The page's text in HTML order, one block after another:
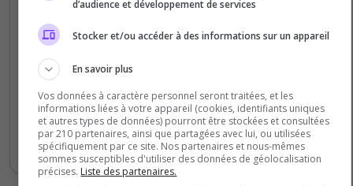
Staff du serveur
Ambiance
Disponibilité
Super serveur, un support accessible, des
events et une toolbox maison qui apporte
un réel plus dans l'expérience du jeu. Top !
d’audience et développement de services
Stocker et/ou accéder à des informations sur un appareil
En savoir plus
Vos données à caractère personnel seront traitées, et les
informations liées à votre appareil (cookies, identifiants uniques
et autres types de données) pourront être stockées et consultées
par 210 partenaires, ainsi que partagées avec lui, ou utilisées
spécifiquement par ce site. Nos partenaires et nous-mêmes
sommes susceptibles d'utiliser des données de géolocalisation
précises. Liste des partenaires.